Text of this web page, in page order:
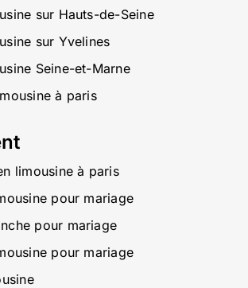
sur Hauts-de-Seine
sur Yvelines
Seine-et-Marne
à paris
limousine à paris
pour mariage
pour mariage
pour mariage